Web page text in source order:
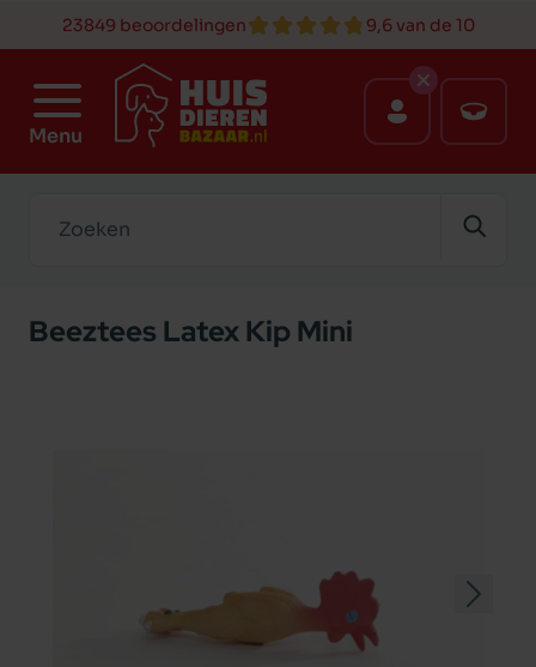
23849 beoordelingen 9,6 van de 10
Menu
Beeztees Latex Kip Mini